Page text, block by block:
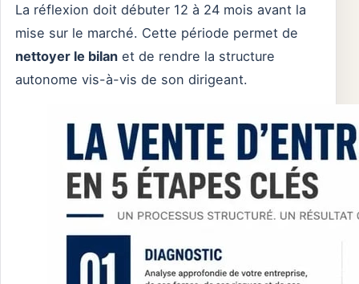
La réflexion doit débuter 12 à 24 mois avant la
mise sur le marché. Cette période permet de
nettoyer le bilan et de rendre la structure
autonome vis-à-vis de son dirigeant.